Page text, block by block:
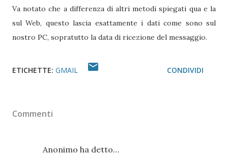
Va notato che a differenza di altri metodi spiegati qua e la
sul Web, questo lascia esattamente i dati come sono sul
nostro PC, sopratutto la data di ricezione del messaggio.
ETICHETTE: GMAIL CONDIVIDI
Commenti
Anonimo ha detto…